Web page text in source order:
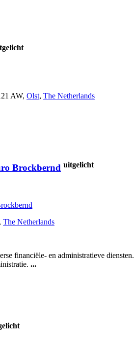
AW, Olst, The Netherlands
Brockbernd uitgelicht
, The Netherlands
financiële- en administratieve
...